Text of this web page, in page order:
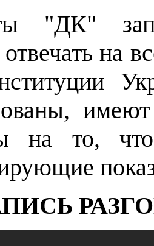
"ДК"
отвечать на
на то,